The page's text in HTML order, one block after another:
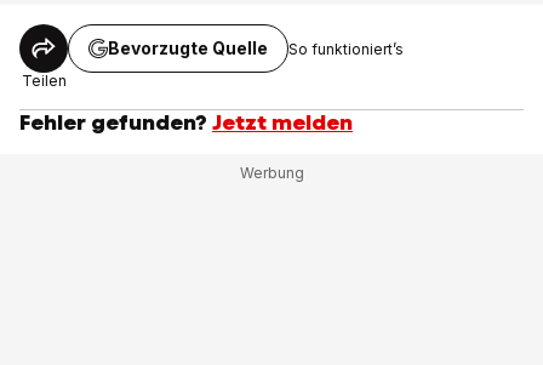
Teilen
Bevorzugte Quelle So funktioniert’s
Fehler gefunden? Jetzt melden